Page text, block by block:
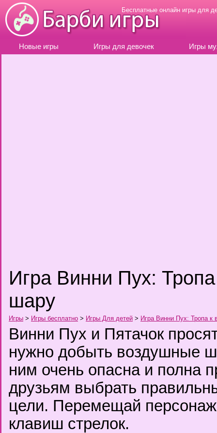
Бесплатные онлайн игры для
Новые игры Игры для девочек Игры
Игра Винни Пух:
шару
Игры > Игры бесплатно > Игры Для детей > Игра Винни Пух: Тропа к
Винни Пух и Пятачок
нужно добыть воздушные
ним очень опасна и полна
друзьям выбрать
цели. Перемещай
клавиш стрелок.